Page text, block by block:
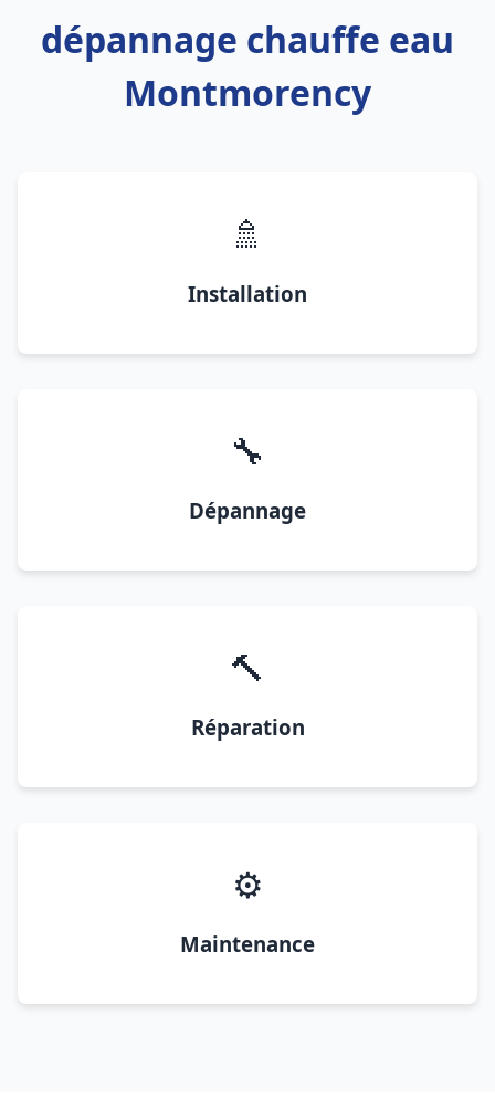
dépannage chauffe eau
Montmorency
🚿
Installation
🔧
Dépannage
🔨
Réparation
⚙️
Maintenance